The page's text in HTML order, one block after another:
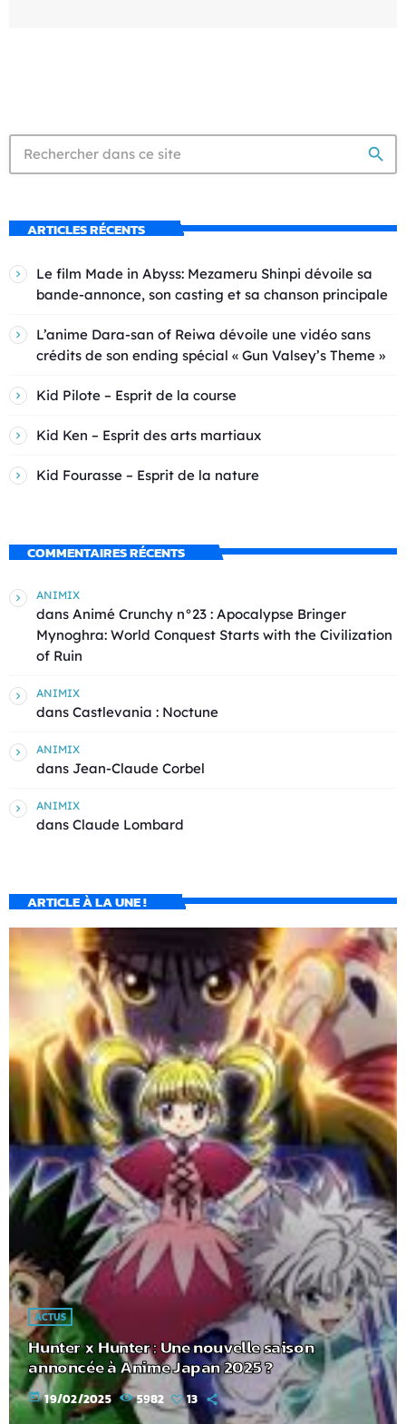
search
ARTICLES RÉCENTS
Le film Made in Abyss: Mezameru Shinpi dévoile sa
bande-annonce, son casting et sa chanson principale
L’anime Dara-san of Reiwa dévoile une vidéo sans
crédits de son ending spécial « Gun Valsey’s Theme »
Kid Pilote – Esprit de la course
Kid Ken – Esprit des arts martiaux
Kid Fourasse – Esprit de la nature
COMMENTAIRES RÉCENTS
ANIMIX
dans Animé Crunchy n°23 : Apocalypse Bringer
Mynoghra: World Conquest Starts with the Civilization
of Ruin
ANIMIX
dans Castlevania : Noctune
ANIMIX
dans Jean-Claude Corbel
ANIMIX
dans Claude Lombard
ARTICLE À LA UNE !
ACTUS
Hunter x Hunter : Une nouvelle saison
annoncée à Anime Japan 2025 ?
today 19/02/2025 5982 13